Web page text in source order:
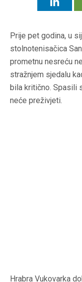
Prije pet godina, u
stolnotenisačica
prometnu nesreću
stražnjem sjedalu
bila kritično. Spasili
neće preživjeti.
Hrabra Vukovarka